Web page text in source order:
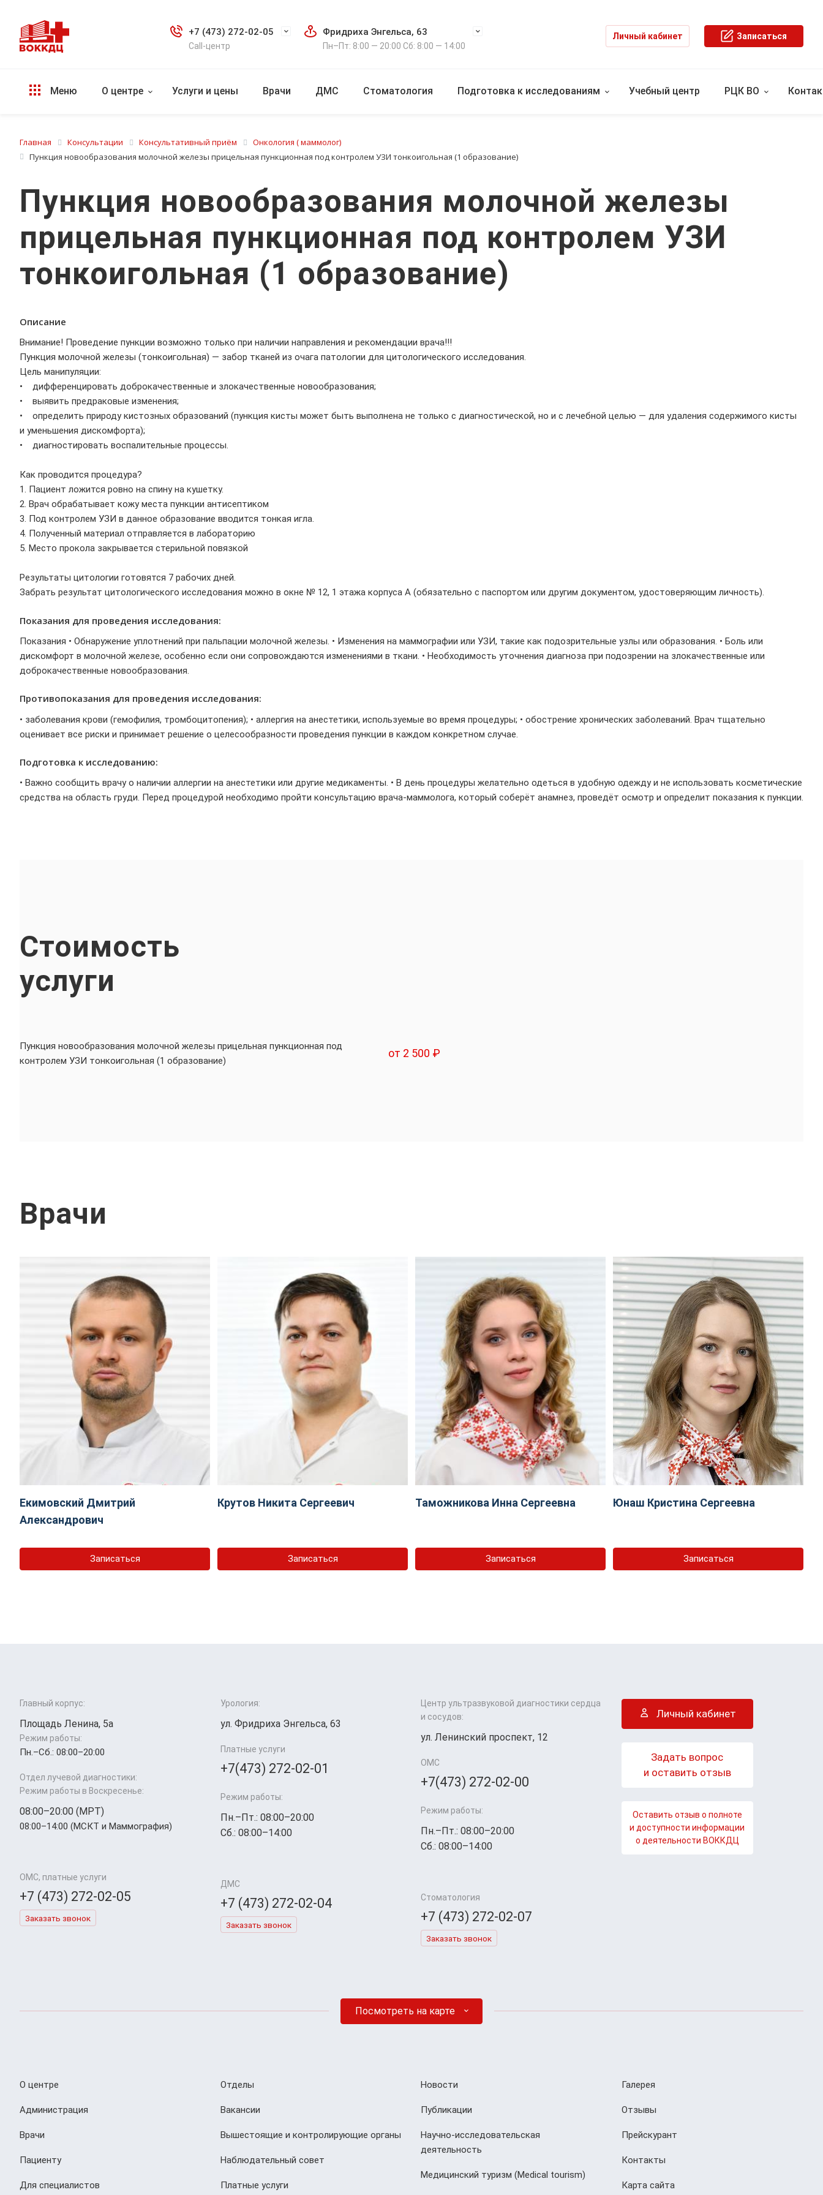
+7 (473) 272-02-05
Call-центр
Фридриха Энгельса, 63
Пн–Пт: 8:00 — 20:00 Сб: 8:00 — 14:00
Личный кабинет Записаться
Меню О центре Услуги и цены Врачи ДМС Стоматология Подготовка к исследованиям Учебный центр РЦК ВО
Главная Консультации Консультативный приём
Онкология ( маммолог)
Пункция новообразования молочной железы прицельная пункционная под контролем УЗИ тонкоигольная (1 образование)
Пункция новообразования молочной железы
прицельная пункционная под контролем УЗИ
тонкоигольная (1 образование)
Описание
Внимание! Проведение пункции возможно только при наличии направления и рекомендации врача!!!
Пункция молочной железы (тонкоигольная) — забор тканей из очага патологии для цитологического исследования.
Цель манипуляции:
• дифференцировать доброкачественные и злокачественные новообразования;
• выявить предраковые изменения;
• определить природу кистозных образований (пункция кисты может быть выполнена не только с диагностической, но и с лечебной целью — для удаления содержимого кисты
и уменьшения дискомфорта);
• диагностировать воспалительные процессы.
Как проводится процедура?
1. Пациент ложится ровно на спину на кушетку.
2. Врач обрабатывает кожу места пункции антисептиком
3. Под контролем УЗИ в данное образование вводится тонкая игла.
4. Полученный материал отправляется в лабораторию
5. Место прокола закрывается стерильной повязкой
Результаты цитологии готовятся 7 рабочих дней.
Забрать результат цитологического исследования можно в окне № 12, 1 этажа корпуса А (обязательно с паспортом или другим документом, удостоверяющим личность).
Показания для проведения исследования:
Показания • Обнаружение уплотнений при пальпации молочной железы. • Изменения на маммографии или УЗИ, такие как подозрительные узлы или образования. • Боль или
дискомфорт в молочной железе, особенно если они сопровождаются изменениями в ткани. • Необходимость уточнения диагноза при подозрении на злокачественные или
доброкачественные новообразования.
Противопоказания для проведения исследования:
• заболевания крови (гемофилия, тромбоцитопения); • аллергия на анестетики, используемые во время процедуры; • обострение хронических заболеваний. Врач тщательно
оценивает все риски и принимает решение о целесообразности проведения пункции в каждом конкретном случае.
Подготовка к исследованию:
• Важно сообщить врачу о наличии аллергии на анестетики или другие медикаменты. • В день процедуры желательно одеться в удобную одежду и не использовать косметические
средства на область груди. Перед процедурой необходимо пройти консультацию врача-маммолога, который соберёт анамнез, проведёт осмотр и определит показания к пункции.
Стоимость
услуги
Пункция новообразования молочной железы прицельная пункционная под
контролем УЗИ тонкоигольная (1 образование)
от 2 500 ₽
Врачи
Екимовский Дмитрий
Александрович
Записаться
Крутов Никита Сергеевич
Записаться
Таможникова Инна Сергеевна
Записаться
Юнаш Кристина Сергеевна
Записаться
Главный корпус:
Площадь Ленина, 5а
Режим работы:
Пн.–Cб.: 08:00–20:00
Отдел лучевой диагностики:
Режим работы в Воскресенье:
08:00–20:00 (МРТ)
08:00–14:00 (МСКТ и Маммография)
ОМС, платные услуги
+7 (473) 272-02-05
Заказать звонок
Урология:
ул. Фридриха Энгельса, 63
Платные услуги
+7(473) 272-02-01
Режим работы:
Пн.–Пт.: 08:00–20:00
Сб.: 08:00–14:00
ДМС
+7 (473) 272-02-04
Заказать звонок
Центр ультразвуковой диагностики сердца
и сосудов:
ул. Ленинский проспект, 12
ОМС
+7(473) 272-02-00
Режим работы:
Пн.–Пт.: 08:00–20:00
Сб.: 08:00–14:00
Стоматология
+7 (473) 272-02-07
Заказать звонок
Личный кабинет
Задать вопрос
и оставить отзыв
Оставить отзыв о полноте
и доступности информации
о деятельности ВОККДЦ
Посмотреть на карте
О центре
Администрация
Врачи
Пациенту
Для специалистов
Отделы
Вакансии
Вышестоящие и контролирующие органы
Наблюдательный совет
Платные услуги
Новости
Публикации
Научно-исследовательская
деятельность
Медицинский туризм (Мedical tourism)
Галерея
Отзывы
Прейскурант
Контакты
Карта сайта